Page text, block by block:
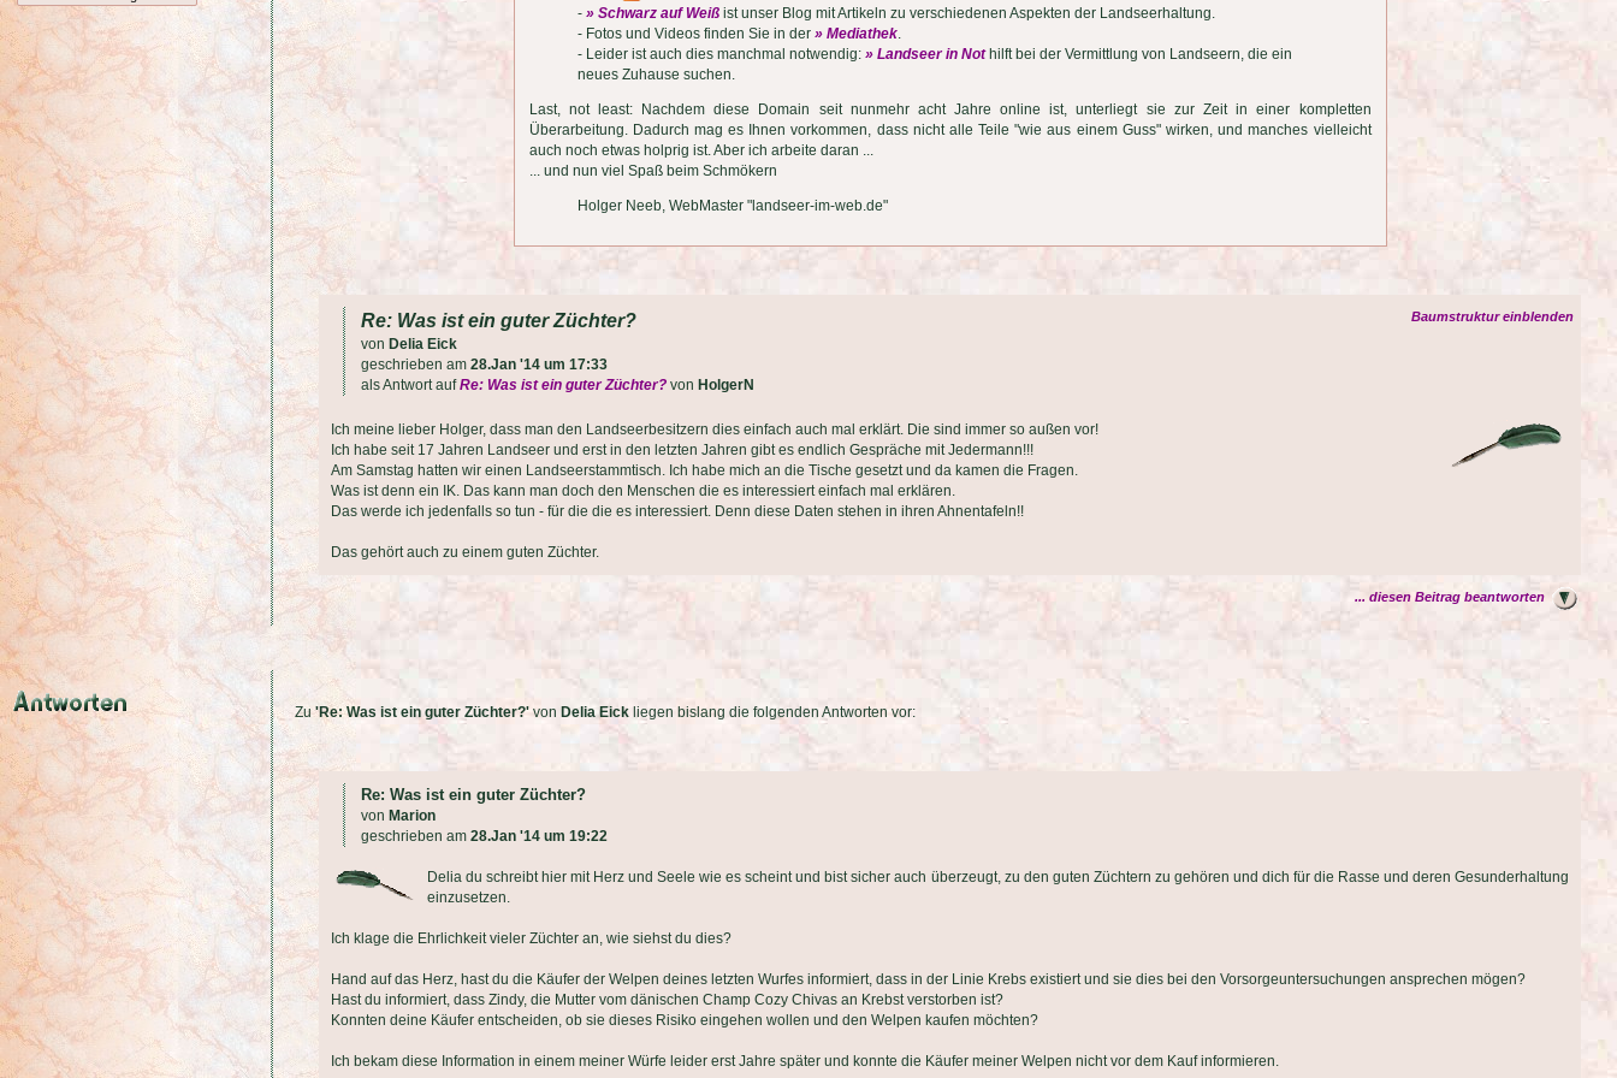
- » Schwarz auf Weißist unser Blog mit Artikeln zu verschiedenen Aspekten der Landseerhaltung.
- Fotos und Videos finden Sie in der » Mediathek.
- Leider ist auch dies manchmal notwendig: » Landseer in Nothilft bei der Vermittlung von Landseern, die ein
neues Zuhause suchen.
Last, not least: Nachdem diese Domain seit nunmehr acht Jahre online ist, unterliegt sie zur Zeit in einer kompletten
Überarbeitung. Dadurch mag es Ihnen vorkommen, dass nicht alle Teile "wie aus einem Guss" wirken, und manches vielleicht
auch noch etwas holprig ist. Aber ich arbeite daran ...
... und nun viel Spaß beim Schmökern
Holger Neeb, WebMaster "landseer-im-web.de"
Baumstruktur einblenden
Re: Was ist ein guter Züchter?
von Delia Eick
geschrieben am 28.Jan '14 um 17:33
als Antwort aufRe: Was ist ein guter Züchter? von HolgerN
Ich meine lieber Holger, dass man den Landseerbesitzern dies einfach auch mal erklärt. Die sind immer so außen vor!
Ich habe seit 17 Jahren Landseer und erst in den letzten Jahren gibt es endlich Gespräche mit Jedermann!!!
Am Samstag hatten wir einen Landseerstammtisch. Ich habe mich an die Tische gesetzt und da kamen die Fragen.
Was ist denn ein IK. Das kann man doch den Menschen die es interessiert einfach mal erklären.
Das werde ich jedenfalls so tun - für die die es interessiert. Denn diese Daten stehen in ihren Ahnentafeln!!
Das gehört auch zu einem guten Züchter.
... diesen Beitrag beantworten
Zu'Re: Was ist ein guter Züchter?' von Delia Eick liegen bislang die folgenden Antworten vor:
Re: Was ist ein guter Züchter?
von Marion
geschrieben am 28.Jan '14 um 19:22
Delia du schreibt hier mit Herz und Seele wie es scheint und bist sicher auch überzeugt, zu den guten Züchtern zu gehören und dich für die Rasse und deren Gesunderhaltung
einzusetzen.
Ich klage die Ehrlichkeit vieler Züchter an, wie siehst du dies?
Hand auf das Herz, hast du die Käufer der Welpen deines letzten Wurfes informiert, dass in der Linie Krebs existiert und sie dies bei den Vorsorgeuntersuchungen ansprechen mögen?
Hast du informiert, dass Zindy, die Mutter vom dänischen Champ Cozy Chivas an Krebst verstorben ist?
Konnten deine Käufer entscheiden, ob sie dieses Risiko eingehen wollen und den Welpen kaufen möchten?
Ich bekam diese Information in einem meiner Würfe leider erst Jahre später und konnte die Käufer meiner Welpen nicht vor dem Kauf informieren.